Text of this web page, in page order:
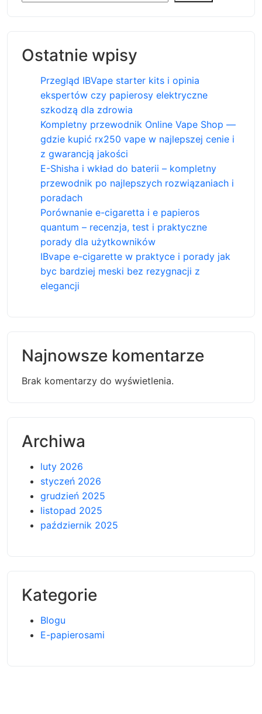
Ostatnie wpisy
Przegląd IBVape starter kits i opinia
ekspertów czy papierosy elektryczne
szkodzą dla zdrowia
Kompletny przewodnik Online Vape Shop —
gdzie kupić rx250 vape w najlepszej cenie i
z gwarancją jakości
E-Shisha i wkład do baterii – kompletny
przewodnik po najlepszych rozwiązaniach i
poradach
Porównanie e-cigaretta i e papieros
quantum – recenzja, test i praktyczne
porady dla użytkowników
IBvape e-cigarette w praktyce i porady jak
byc bardziej meski bez rezygnacji z
elegancji
Najnowsze komentarze
Brak komentarzy do wyświetlenia.
Archiwa
luty 2026
styczeń 2026
grudzień 2025
listopad 2025
październik 2025
Kategorie
Blogu
E-papierosami